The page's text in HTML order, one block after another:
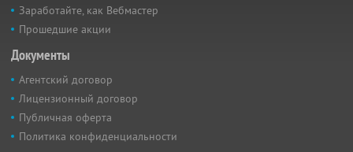
Заработайте, как Вебмастер
Прошедшие акции
Документы
Агентский договор
Лицензионный договор
Публичная оферта
Политика конфиденциальности